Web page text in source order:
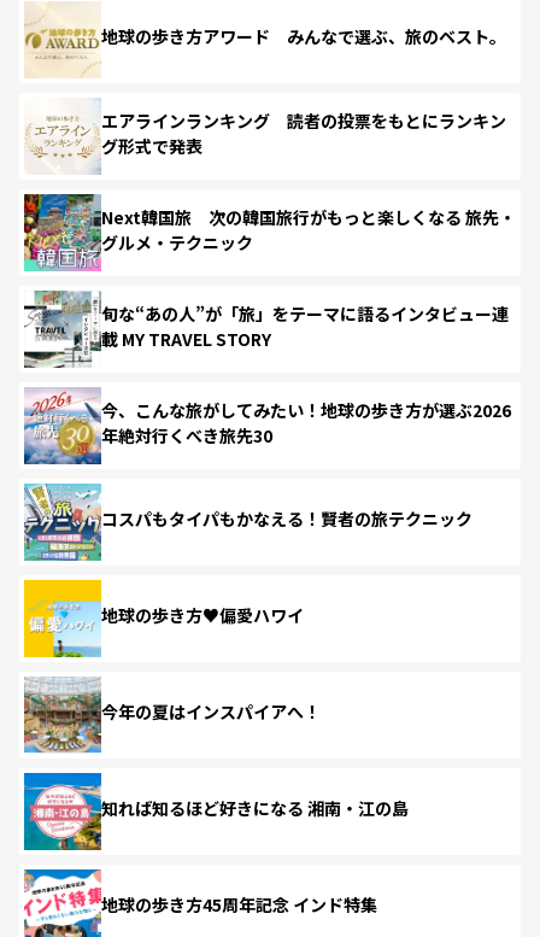
地球の歩き方アワード みんなで選ぶ、旅のベスト。
エアラインランキング 読者の投票をもとにランキン
グ形式で発表
Next韓国旅 次の韓国旅行がもっと楽しくなる 旅先・
グルメ・テクニック
旬な“あの人”が「旅」をテーマに語るインタビュー連
載 MY TRAVEL STORY
今、こんな旅がしてみたい！地球の歩き方が選ぶ2026
年絶対行くべき旅先30
コスパもタイパもかなえる！賢者の旅テクニック
地球の歩き方♥偏愛ハワイ
今年の夏はインスパイアへ！
知れば知るほど好きになる 湘南・江の島
地球の歩き方45周年記念 インド特集